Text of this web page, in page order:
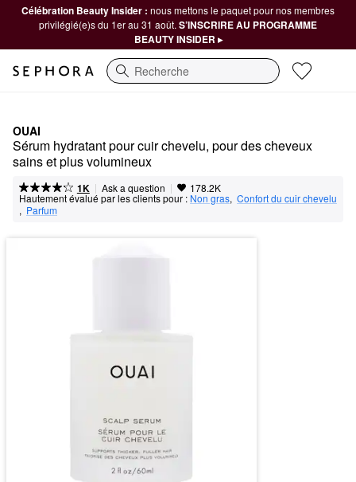
Célébration Beauty Insider : nous mettons le paquet pour nos membres
privilégié(e)s du 1er au 31 août. S’INSCRIRE AU PROGRAMME
BEAUTY INSIDER ▸
Recherche
OUAI
Sérum hydratant pour cuir chevelu, pour des cheveux
sains et plus volumineux
1K | Ask a question | 178.2K
Hautement évalué par les clients pour : Non gras, Confort du cuir chevelu
, Parfum